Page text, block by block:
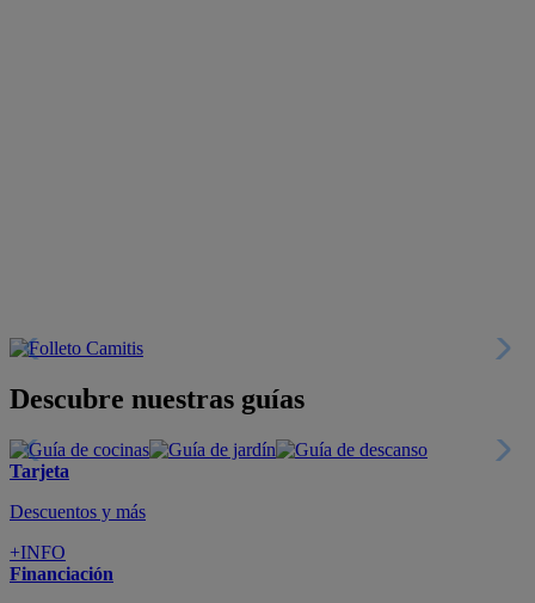
Descubre nuestras guías
Tarjeta
Descuentos y más
+INFO
Financiación